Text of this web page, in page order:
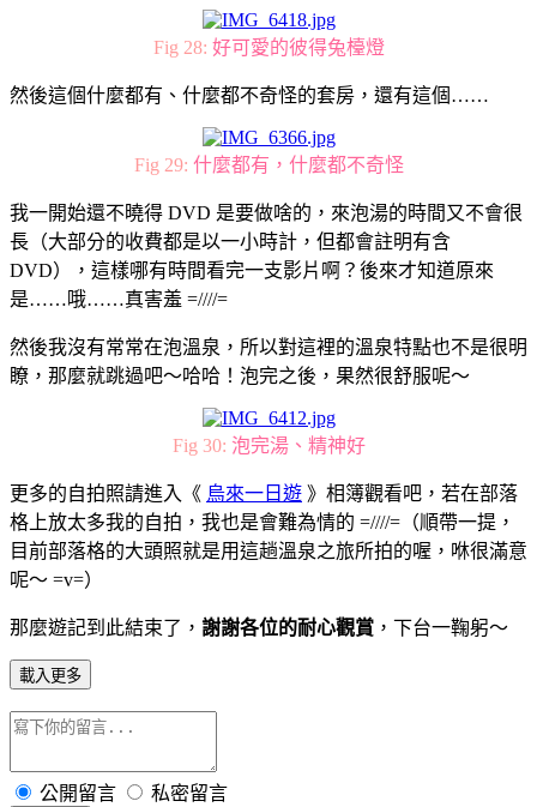
Fig 28: 好可愛的彼得兔檯燈
然後這個什麼都有、什麼都不奇怪的套房，還有這個……
Fig 29: 什麼都有，什麼都不奇怪
我一開始還不曉得 DVD 是要做啥的，來泡湯的時間又不會很
長（大部分的收費都是以一小時計，但都會註明有含
DVD），這樣哪有時間看完一支影片啊？後來才知道原來
是……哦……真害羞 =////=
然後我沒有常常在泡溫泉，所以對這裡的溫泉特點也不是很明
瞭，那麼就跳過吧～哈哈！泡完之後，果然很舒服呢～
Fig 30: 泡完湯、精神好
更多的自拍照請進入《 烏來一日遊 》相簿觀看吧，若在部落
格上放太多我的自拍，我也是會難為情的 =////=（順帶一提，
目前部落格的大頭照就是用這趟溫泉之旅所拍的喔，咻很滿意
呢～ =v=）
那麼遊記到此結束了， 謝謝各位的耐心觀賞 ，下台一鞠躬～
載入更多
公開留言 私密留言